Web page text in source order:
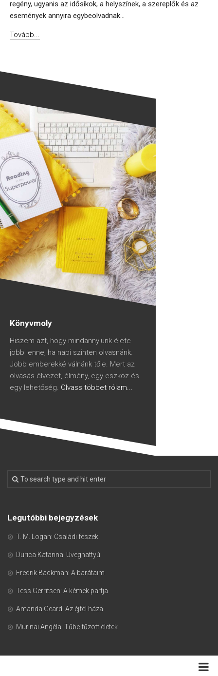
regény, ugyanis az idősíkok, a helyszínek, a szereplők és az
események annyira egybeolvadnak...
Tovább...
Könyvmoly
Hiszem azt, hogy mindannyiunk élete
jobb lenne, ha napi szinten olvasnánk.
Jobb emberekké válnánk tőle. Mert az
olvasás élvezet, élmény, egy eszköz és
egy lehetőség. Olvass többet rólam...
Legutóbbi bejegyzések
T. M. Logan: Családi fészek
Durica Katarina: Üveghattyú
Fredrik Backman: A barátaim
Tess Gerritsen: A kémek partja
Amanda Geard: Az éjfél háza
Murinai Angéla: Tűbe fűzött életek